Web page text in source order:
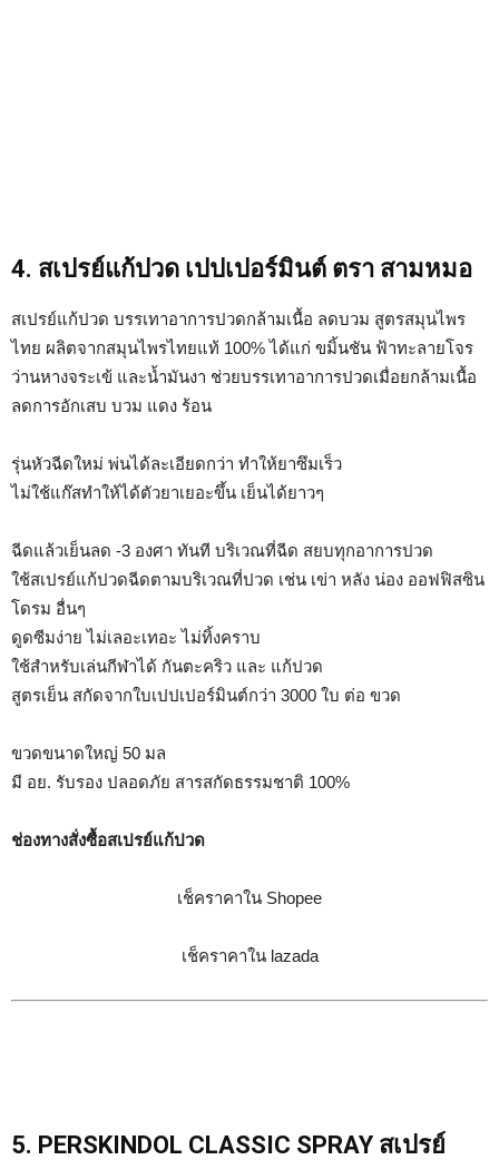
4. สเปรย์แก้ปวด เปปเปอร์มินต์ ตรา สามหมอ
สเปรย์แก้ปวด บรรเทาอาการปวดกล้ามเนื้อ ลดบวม สูตรสมุนไพร
ไทย ผลิตจากสมุนไพรไทยแท้ 100% ได้แก่ ขมิ้นชัน ฟ้าทะลายโจร
ว่านหางจระเข้ และน้ำมันงา ช่วยบรรเทาอาการปวดเมื่อยกล้ามเนื้อ
ลดการอักเสบ บวม แดง ร้อน
รุ่นหัวฉีดใหม่ พ่นได้ละเอียดกว่า ทำให้ยาซึมเร็ว
ไม่ใช้แก๊สทำให้ได้ตัวยาเยอะขึ้น เย็นได้ยาวๆ
ฉีดแล้วเย็นลด -3 องศา ทันที บริเวณที่ฉีด สยบทุกอาการปวด
ใช้สเปรย์แก้ปวดฉีดตามบริเวณที่ปวด เช่น เข่า หลัง น่อง ออฟฟิสซิน
โดรม อื่นๆ
ดูดซีมง่าย ไม่เลอะเทอะ ไม่ทิ้งคราบ
ใช้สำหรับเล่นกีฬาได้ กันตะคริว และ แก้ปวด
สูตรเย็น สกัดจากใบเปปเปอร์มินต์กว่า 3000 ใบ ต่อ ขวด
ขวดขนาดใหญ่ 50 มล
มี อย. รับรอง ปลอดภัย สารสกัดธรรมชาติ 100%
ช่องทางสั่งซื้อสเปรย์แก้ปวด
เช็คราคาใน Shopee
เช็คราคาใน lazada
5. PERSKINDOL CLASSIC SPRAY สเปรย์